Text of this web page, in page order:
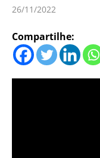
26/11/2022
Compartilhe: